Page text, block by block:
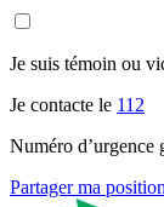
Je suis témoin ou
Je contacte le 112
Numéro d’urgence
Partager ma